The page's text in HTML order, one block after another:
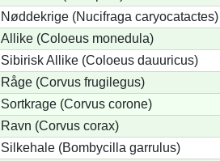
Nøddekrige (Nucifraga caryocatactes)
Allike (Coloeus monedula)
Sibirisk Allike (Coloeus dauuricus)
Råge (Corvus frugilegus)
Sortkrage (Corvus corone)
Ravn (Corvus corax)
Silkehale (Bombycilla garrulus)